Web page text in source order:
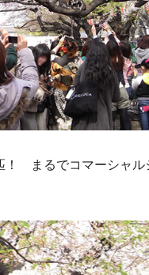
！ まるでコマーシャル